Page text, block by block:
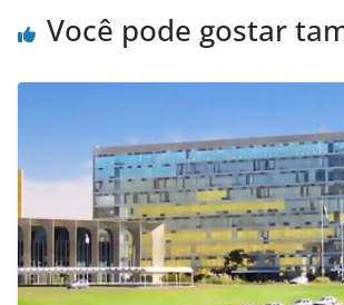
Você pode gostar